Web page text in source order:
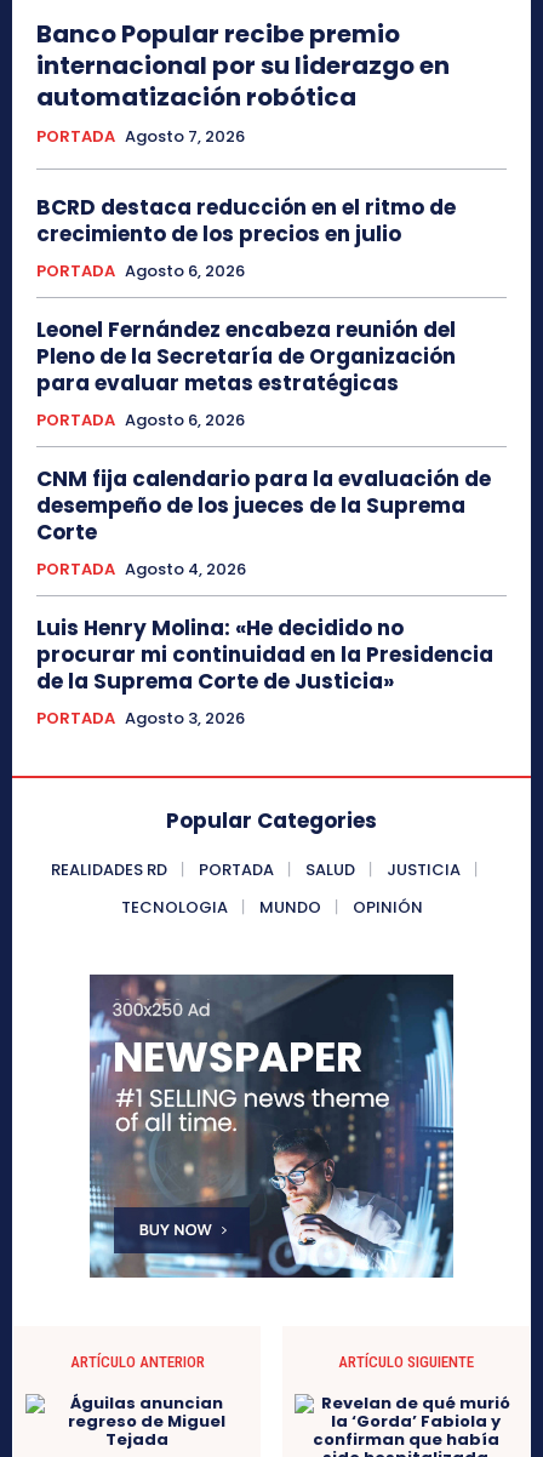
Banco Popular recibe premio
internacional por su liderazgo en
automatización robótica
PORTADA Agosto 7, 2026
BCRD destaca reducción en el ritmo de
crecimiento de los precios en julio
PORTADA Agosto 6, 2026
Leonel Fernández encabeza reunión del
Pleno de la Secretaría de Organización
para evaluar metas estratégicas
PORTADA Agosto 6, 2026
CNM fija calendario para la evaluación de
desempeño de los jueces de la Suprema
Corte
PORTADA Agosto 4, 2026
Luis Henry Molina: «He decidido no
procurar mi continuidad en la Presidencia
de la Suprema Corte de Justicia»
PORTADA Agosto 3, 2026
Popular Categories
REALIDADES RD PORTADA SALUD
JUSTICIA
TECNOLOGIA
MUNDO OPINIÓN
ARTÍCULO ANTERIOR ARTÍCULO SIGUIENTE